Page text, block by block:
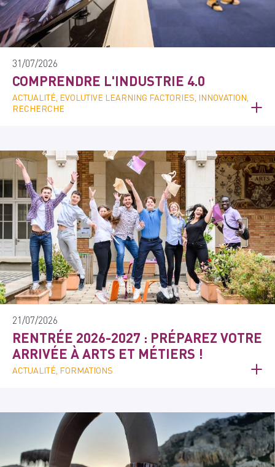
31/07/2026
COMPRENDRE L'INDUSTRIE 4.0
ACTUALITÉ, EVOLUTIVE LEARNING FACTORIES, INNOVATION,
RECHERCHE
21/07/2026
RENTRÉE 2026-2027 : PRÉPAREZ VOTRE
ARRIVÉE À ARTS ET MÉTIERS !
ACTUALITÉ, FORMATIONS